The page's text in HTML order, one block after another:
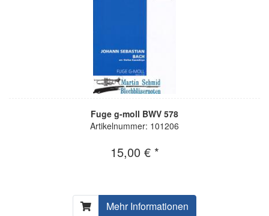
Fuge g-moll BWV 578
Artikelnummer: 101206
15,00 € *
Mehr Informationen